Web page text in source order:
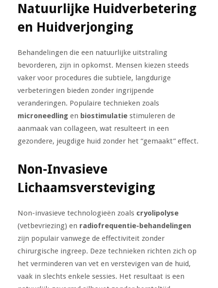
Natuurlijke Huidverbetering
en Huidverjonging
Behandelingen die een natuurlijke uitstraling
bevorderen, zijn in opkomst. Mensen kiezen steeds
vaker voor procedures die subtiele, langdurige
verbeteringen bieden zonder ingrijpende
veranderingen. Populaire technieken zoals
microneedlingen biostimulatiestimuleren de
aanmaak van collageen, wat resulteert in een
gezondere, jeugdige huid zonder het “gemaakt” effect.
Non-Invasieve
Lichaamsversteviging
Non-invasieve technologieën zoals cryolipolyse
(vetbevriezing) en radiofrequentie-behandelingen
zijn populair vanwege de effectiviteit zonder
chirurgische ingreep. Deze technieken richten zich op
het verminderen van vet en verstevigen van de huid,
vaak in slechts enkele sessies. Het resultaat is een